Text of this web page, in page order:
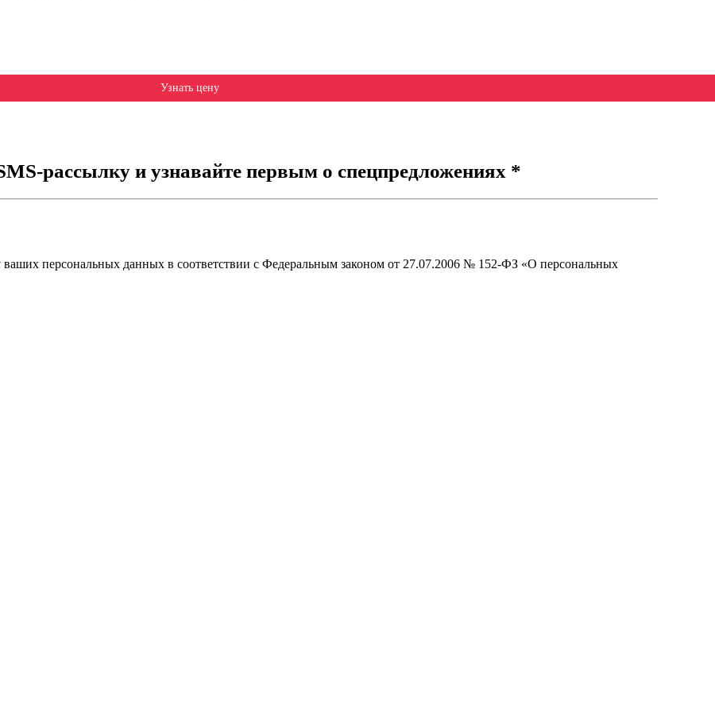
Узнать цену
рассылку и узнавайте первым о спецпредложениях *
персональных данных в соответствии с Федеральным законом от 27.07.2006 № 152-ФЗ «О персональных